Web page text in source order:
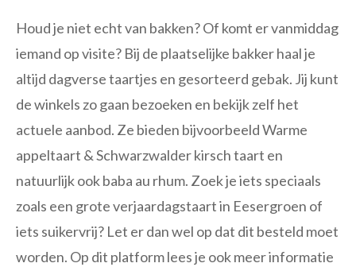
Houd je niet echt van bakken? Of komt er vanmiddag
iemand op visite? Bij de plaatselijke bakker haal je
altijd dagverse taartjes en gesorteerd gebak. Jij kunt
de winkels zo gaan bezoeken en bekijk zelf het
actuele aanbod. Ze bieden bijvoorbeeld Warme
appeltaart & Schwarzwalder kirsch taart en
natuurlijk ook baba au rhum. Zoek je iets speciaals
zoals een grote verjaardagstaart in Eesergroen of
iets suikervrij? Let er dan wel op dat dit besteld moet
worden. Op dit platform lees je ook meer informatie